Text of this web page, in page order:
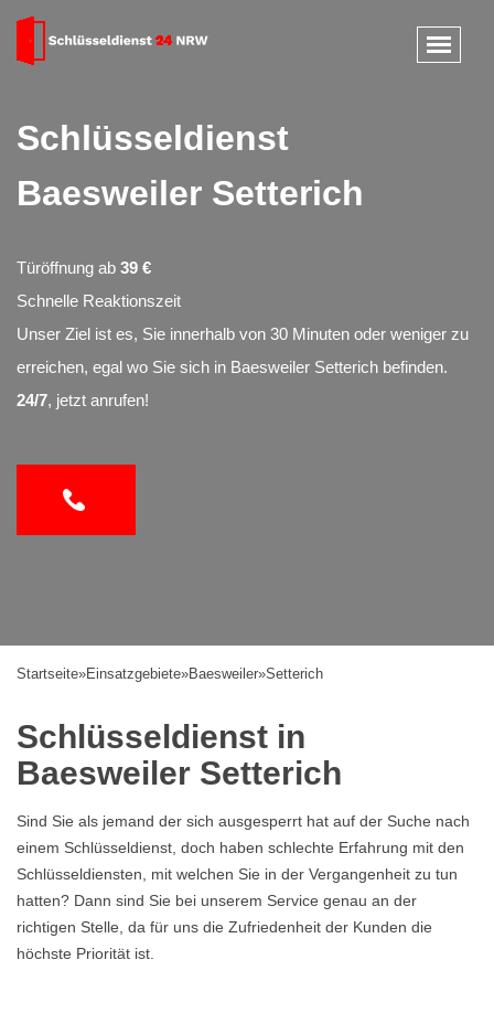
Schlüsseldienst
Baesweiler Setterich
Türöffnung ab 39 €
Schnelle Reaktionszeit
Unser Ziel ist es, Sie innerhalb von 30 Minuten oder weniger zu
erreichen, egal wo Sie sich in Baesweiler Setterich befinden.
24/7, jetzt anrufen!
Startseite»Einsatzgebiete»Baesweiler»Setterich
Schlüsseldienst in
Baesweiler Setterich
Sind Sie als jemand der sich ausgesperrt hat auf der Suche nach
einem Schlüsseldienst, doch haben schlechte Erfahrung mit den
Schlüsseldiensten, mit welchen Sie in der Vergangenheit zu tun
hatten? Dann sind Sie bei unserem Service genau an der
richtigen Stelle, da für uns die Zufriedenheit der Kunden die
höchste Priorität ist.